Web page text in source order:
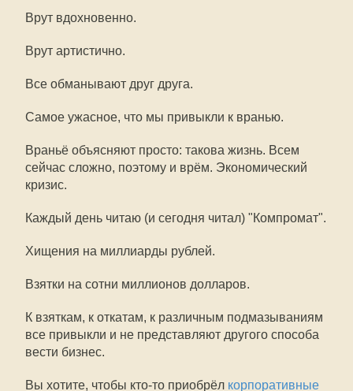
Врут вдохновенно.
Врут артистично.
Все обманывают друг друга.
Самое ужасное, что мы привыкли к вранью.
Враньё объясняют просто: такова жизнь. Всем
сейчас сложно, поэтому и врём. Экономический
кризис.
Каждый день читаю (и сегодня читал) "Компромат".
Хищения на миллиарды рублей.
Взятки на сотни миллионов долларов.
К взяткам, к откатам, к различным подмазываниям
все привыкли и не представляют другого способа
вести бизнес.
Вы хотите, чтобы кто-то приобрёл корпоративные